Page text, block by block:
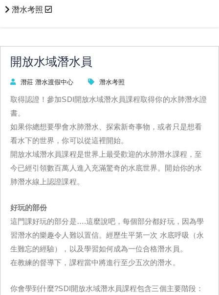
潛水考照
開放水域潛水員
潛莊 潛水渡假中心 潛水考照
取得認證！參加SDI開放水域潛水員課程取得你的水肺潛水證
書。
如果你總想要學會水肺潛水、探索新奇事物，或者只是想看
看水下的世界，你可以從這裡開始。
開放水域潛水員課程是世界上最受歡迎的水肺潛水課程，至
今已經引領數百萬人進入充滿驚奇的水底世界。開始你的水
肺潛水線上認證課程。
好玩的部份
這門課好玩的部分是….這麼說吧，每個部分都好玩，因為學
習潛水的樂趣令人難以置信。經歷生平第一次 水底呼吸（永
生難忘的經驗），以及學習如何成為一位合格潛水員。
在教練的督導下，課程當中將進行至少五次的潛水。
你會學到什麼?SDI開放水域潛水員課程包含三個主要階段：